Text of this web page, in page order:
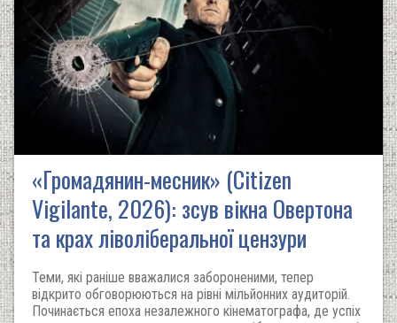
«Громадянин-месник» (Citizen
Vigilante, 2026): зсув вікна Овертона
та крах ліволіберальної цензури
Теми, які раніше вважалися забороненими, тепер
відкрито обговорюються на рівні мільйонних аудиторій.
Починається епоха незалежного кінематографа, де успіх